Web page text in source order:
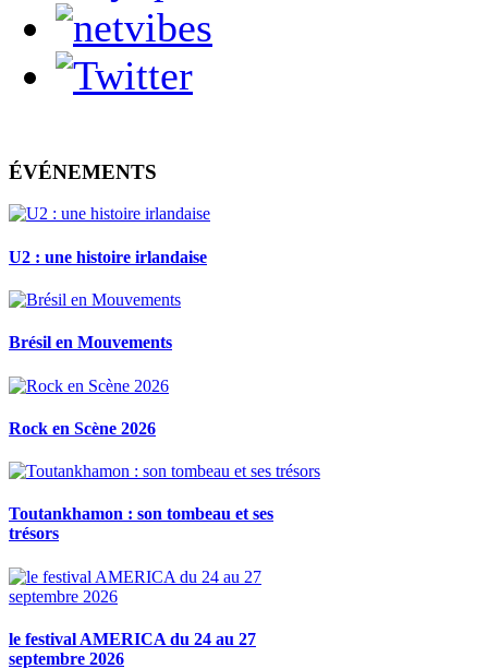
ÉVÉNEMENTS
U2 : une histoire irlandaise
Brésil en Mouvements
Rock en Scène 2026
Toutankhamon : son tombeau et ses
trésors
le festival AMERICA du 24 au 27
septembre 2026